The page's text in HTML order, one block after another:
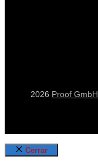
2026 Proof GmbH
Cerrar